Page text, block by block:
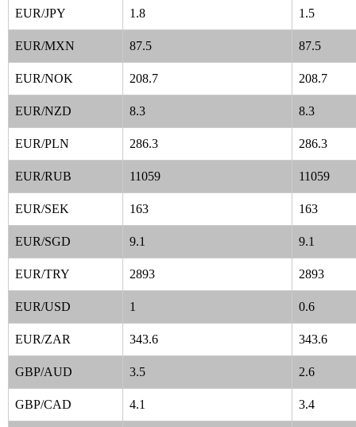
EUR/JPY 1.8 1.5
EUR/MXN 87.5 87.5
EUR/NOK 208.7 208.7
EUR/NZD 8.3 8.3
EUR/PLN 286.3 286.3
EUR/RUB 11059 11059
EUR/SEK 163 163
EUR/SGD 9.1 9.1
EUR/TRY 2893 2893
EUR/USD 1 0.6
EUR/ZAR 343.6 343.6
GBP/AUD 3.5 2.6
GBP/CAD 4.1 3.4